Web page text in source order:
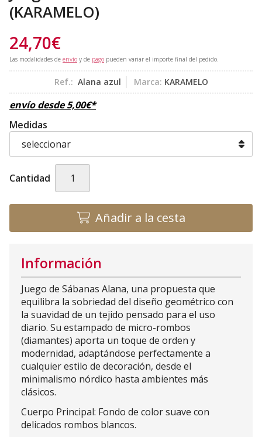
(KARAMELO)
24,70€
Las modalidades de envío y de pago pueden variar el importe final del pedido.
Ref.: Alana azul Marca: KARAMELO
envío desde5,00€*
Medidas
Cantidad
Añadir a la cesta
Información
Juego de Sábanas Alana, una propuesta que
equilibra la sobriedad del diseño geométrico con
la suavidad de un tejido pensado para el uso
diario. Su estampado de micro-rombos
(diamantes) aporta un toque de orden y
modernidad, adaptándose perfectamente a
cualquier estilo de decoración, desde el
minimalismo nórdico hasta ambientes más
clásicos.
Cuerpo Principal: Fondo de color suave con
delicados rombos blancos.